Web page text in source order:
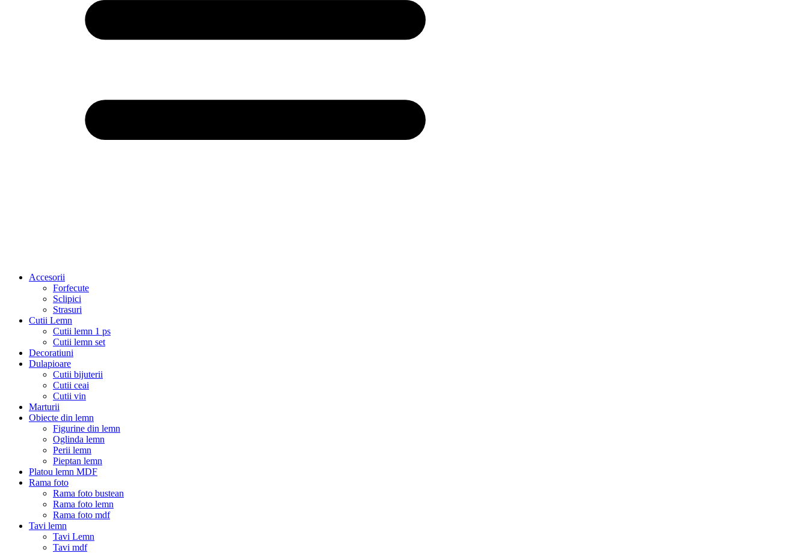
Accesorii
Forfecute
Sclipici
Strasuri
Cutii Lemn
Cutii lemn 1 ps
Cutii lemn set
Decoratiuni
Dulapioare
Cutii bijuterii
Cutii ceai
Cutii vin
Marturii
Obiecte din lemn
Figurine din lemn
Oglinda lemn
Perii lemn
Pieptan lemn
Platou lemn MDF
Rama foto
Rama foto bustean
Rama foto lemn
Rama foto mdf
Tavi lemn
Tavi Lemn
Tavi mdf